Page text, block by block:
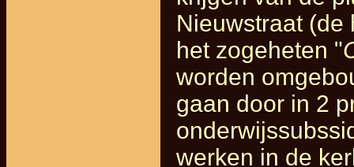
Nieuwstraat (de
het zogeheten "
worden
gaan door in 2
werken in de